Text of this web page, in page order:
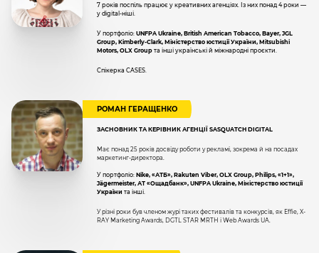
7 років поспіль працює у креативних агенціях. Із них понад 4 роки —
у digital-ніші.
У портфоліо: UNFPA Ukraine, British American Tobacco, Bayer, JGL
Group, Kimberly-Clark, Міністерство юстиції України, Mitsubishi
Motors, OLX Group та інші українські й міжнародні проєкти.
Спікерка CASES.
РОМАН ГЕРАЩЕНКО
ЗАСНОВНИК ТА КЕРІВНИК АГЕНЦІЇ SASQUATCH DIGITAL
Має понад 25 років досвіду роботи у рекламі, зокрема й на посадах
маркетинг-директора.
У портфоліо: Nike, «АТБ», Rakuten Viber, OLX Group, Philips, «1+1»,
Jägermeister, АТ «Ощадбанк», UNFPA Ukraine, Міністерство юстиції
України та інші.
У різні роки був членом журі таких фестивалів та конкурсів, як Effie, X-
RAY Marketing Awards, DGTL STAR MRTH і Web Awards UA.